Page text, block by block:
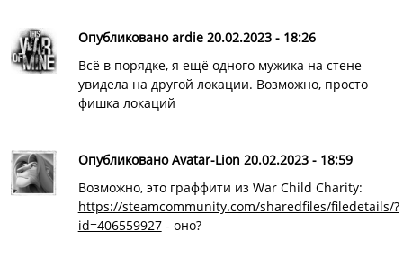
Опубликовано ardie 20.02.2023 - 18:26
Всё в порядке, я ещё одного мужика на стене
увидела на другой локации. Возможно, просто
фишка локаций
Опубликовано Avatar-Lion 20.02.2023 - 18:59
Возможно, это граффити из War Child Charity:
https://steamcommunity.com/sharedfiles/filedetails/?
id=406559927- оно?